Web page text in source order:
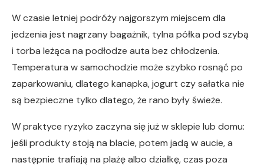
W czasie letniej podróży najgorszym miejscem dla
jedzenia jest nagrzany bagażnik, tylna półka pod szybą
i torba leżąca na podłodze auta bez chłodzenia.
Temperatura w samochodzie może szybko rosnąć po
zaparkowaniu, dlatego kanapka, jogurt czy sałatka nie
są bezpieczne tylko dlatego, że rano były świeże.
W praktyce ryzyko zaczyna się już w sklepie lub domu:
jeśli produkty stoją na blacie, potem jadą w aucie, a
następnie trafiają na plażę albo działkę, czas poza